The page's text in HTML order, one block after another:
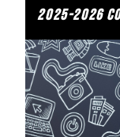
2025-2026